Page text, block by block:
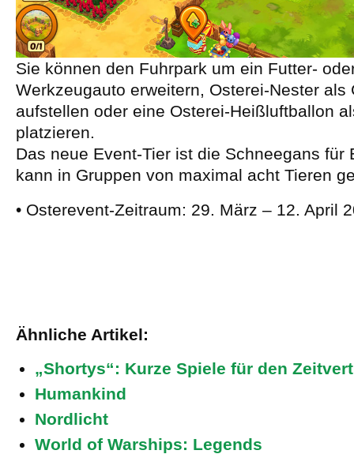
Sie können den Fuhrpark um ein Futter-
Werkzeugauto erweitern, Osterei-Nester als
aufstellen oder eine Osterei-Heißluftballon
platzieren.
Das neue Event-Tier ist die Schneegans für
kann in Gruppen von maximal acht Tieren
• Osterevent-Zeitraum: 29. März – 12. April
Ähnliche Artikel:
„Shortys“: Kurze Spiele für den
Humankind
Nordlicht
World of Warships: Legends